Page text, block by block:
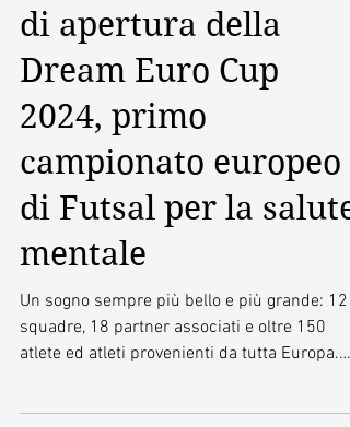
Al Palazzetto dello
Sport per la cerimonia
di apertura della
Dream Euro Cup
2024, primo
campionato europeo
di Futsal per la salute
mentale
squadre, 18 partner associati e oltre 150